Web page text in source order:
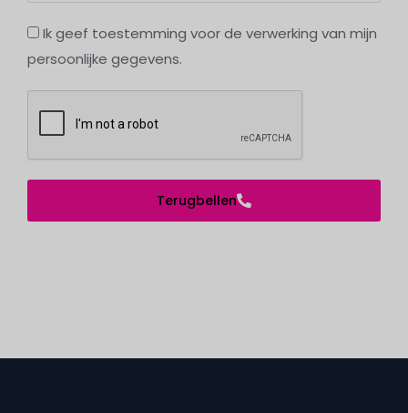
Ik geef toestemming voor de verwerking van mijn
persoonlijke gegevens.
Terugbellen